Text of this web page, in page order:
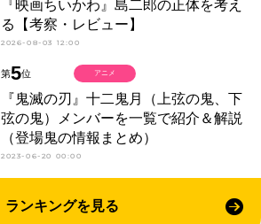
『映画ちいかわ』島二郎の正体を考え
る【考察・レビュー】
2026-08-03 12:00
第5位
『鬼滅の刃』十二鬼月（上弦の鬼、下
弦の鬼）メンバーを一覧で紹介＆解説
（登場鬼の情報まとめ）
2023-06-20 00:00
アニメ
ランキングを見る